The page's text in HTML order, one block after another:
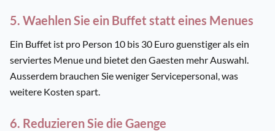
5. Waehlen Sie ein Buffet statt eines Menues
Ein Buffet ist pro Person 10 bis 30 Euro guenstiger als ein
serviertes Menue und bietet den Gaesten mehr Auswahl.
Ausserdem brauchen Sie weniger Servicepersonal, was
weitere Kosten spart.
6. Reduzieren Sie die Gaenge